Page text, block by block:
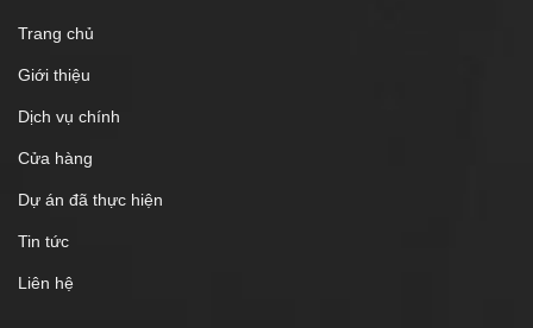
Trang chủ
Giới thiệu
Dịch vụ chính
Cửa hàng
Dự án đã thực hiện
Tin tức
Liên hệ